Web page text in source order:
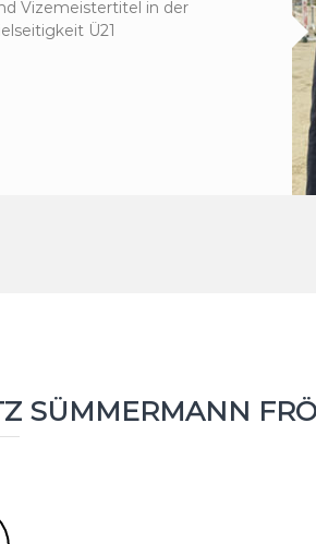
Vizemeistertitel in der
Ü21
SÜMMERMANN